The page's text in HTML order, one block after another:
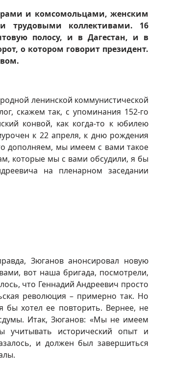
и комсомольцами, женским
трудовыми коллективами. 16
полосу, и в Дагестан, и в
о котором говорит президент.
ленинской коммунистической
скажем так, с упоминания 152-го
конвой, как когда-то к юбилею
к 22 апреля, к дню рождения
дополняем, мы имеем с вами такое
которые мы с вами обсудили, я бы
на пленарном заседании
Зюганов анонсировал новую
вот наша бригада, посмотрели,
что Геннадий Андреевич просто
революция – примерно так. Но
бы хотел ее повторить. Вернее, не
Итак, Зюганов: «Мы не имеем
учитывать исторический опыт и
и должен был завершиться